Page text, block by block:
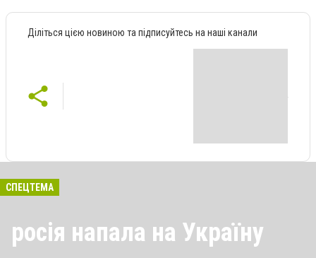
Діліться цією новиною та підписуйтесь на наші канали
СПЕЦТЕМА
росія напала на Україну